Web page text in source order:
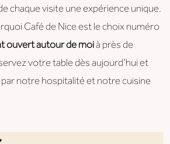
chaque visite une expérience unique.
Café de Nice est le choix numéro
ouvert autour de moià près de
votre table dès aujourd'hui et
notre hospitalité et notre cuisine